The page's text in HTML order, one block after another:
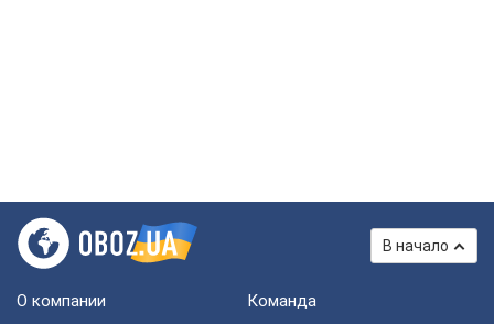
В начало
О компании Команда